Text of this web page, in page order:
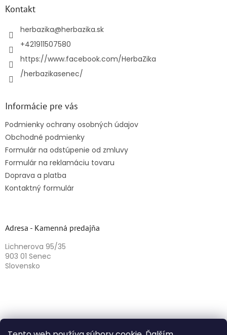
Kontakt
herbazika@herbazika.sk
+421911507580
https://www.facebook.com/HerbaZika
/herbazikasenec/
Informácie pre vás
Podmienky ochrany osobných údajov
Obchodné podmienky
Formulár na odstúpenie od zmluvy
Formulár na reklamáciu tovaru
Doprava a platba
Kontaktný formulár
Adresa - Kamenná predajňa
Lichnerova 95/35
903 01 Senec
Slovensko